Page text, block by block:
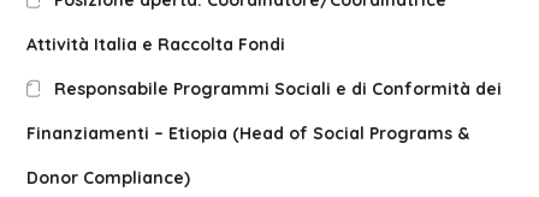
Attività Italia e Raccolta Fondi
Responsabile Programmi Sociali e di Conformità dei
Finanziamenti – Etiopia (Head of Social Programs &
Donor Compliance)